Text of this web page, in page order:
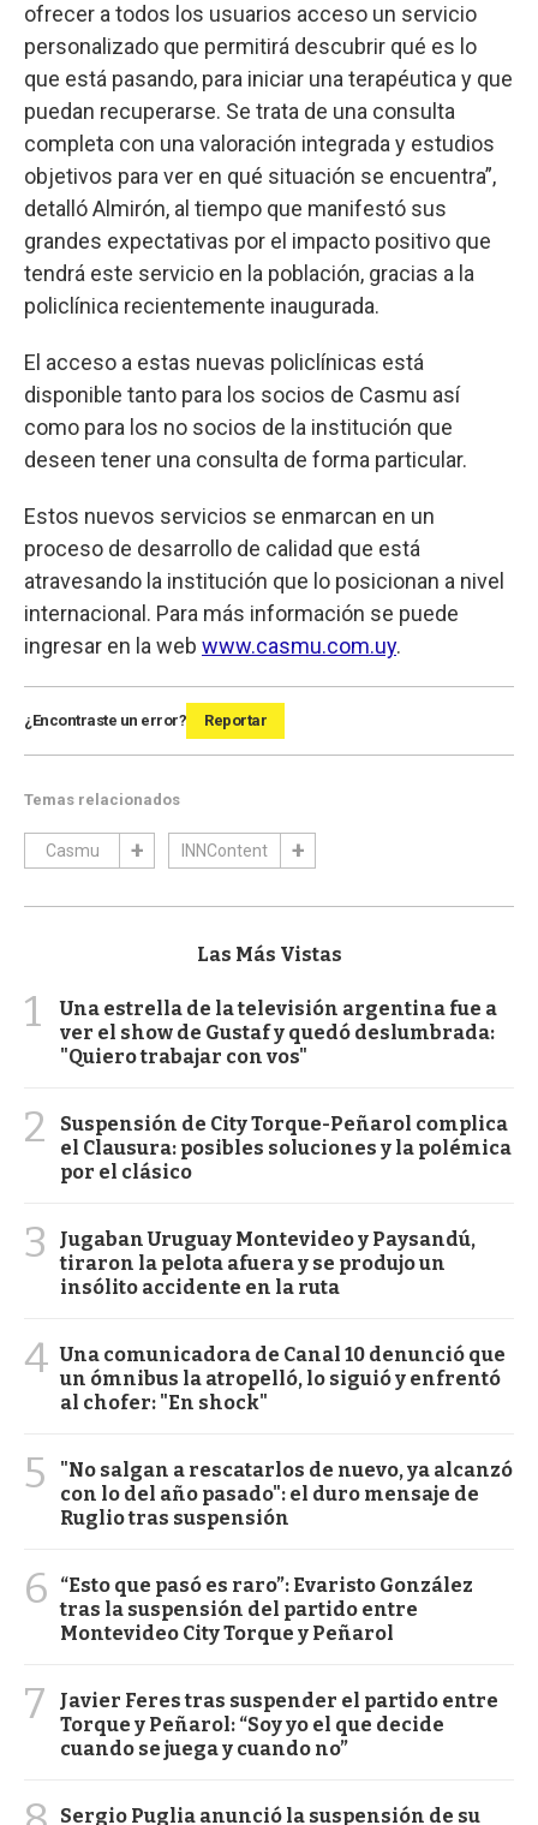
ofrecer a todos los usuarios acceso un servicio
personalizado que permitirá descubrir qué es lo
que está pasando, para iniciar una terapéutica y que
puedan recuperarse. Se trata de una consulta
completa con una valoración integrada y estudios
objetivos para ver en qué situación se encuentra”,
detalló Almirón, al tiempo que manifestó sus
grandes expectativas por el impacto positivo que
tendrá este servicio en la población, gracias a la
policlínica recientemente inaugurada.
El acceso a estas nuevas policlínicas está
disponible tanto para los socios de Casmu así
como para los no socios de la institución que
deseen tener una consulta de forma particular.
Estos nuevos servicios se enmarcan en un
proceso de desarrollo de calidad que está
atravesando la institución que lo posicionan a nivel
internacional. Para más información se puede
ingresar en la web www.casmu.com.uy.
¿Encontraste un error? Reportar
Temas relacionados
Casmu INNContent
Las Más Vistas
1
Una estrella de la televisión argentina fue a
ver el show de Gustaf y quedó deslumbrada:
"Quiero trabajar con vos"
2
Suspensión de City Torque-Peñarol complica
el Clausura: posibles soluciones y la polémica
por el clásico
3
Jugaban Uruguay Montevideo y Paysandú,
tiraron la pelota afuera y se produjo un
insólito accidente en la ruta
4 Una comunicadora de Canal 10 denunció que
un ómnibus la atropelló, lo siguió y enfrentó
al chofer: "En shock"
5
"No salgan a rescatarlos de nuevo, ya alcanzó
con lo del año pasado": el duro mensaje de
Ruglio tras suspensión
6
“Esto que pasó es raro”: Evaristo González
tras la suspensión del partido entre
Montevideo City Torque y Peñarol
7
Javier Feres tras suspender el partido entre
Torque y Peñarol: “Soy yo el que decide
cuando se juega y cuando no”
Sergio Puglia anunció la suspensión de su